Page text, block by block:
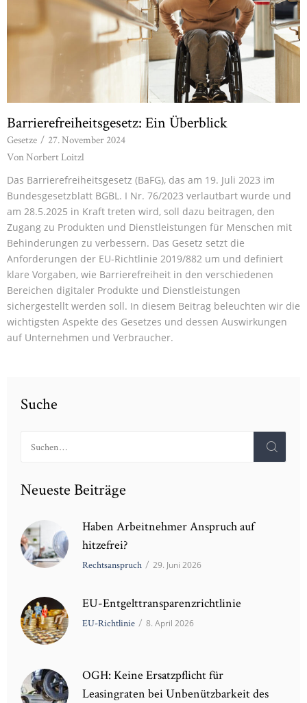
Barrierefreiheitsgesetz: Ein Überblick
Gesetze / 27. November 2024
VonNorbert Loitzl
Das Barrierefreiheitsgesetz (BaFG), das am 19. Juli 2023 im
Bundesgesetzblatt BGBL. I Nr. 76/2023 verlautbart wurde und
am 28.5.2025 in Kraft treten wird, soll dazu beitragen, den
Zugang zu Produkten und Dienstleistungen für Menschen mit
Behinderungen zu verbessern. Das Gesetz setzt die
Anforderungen der EU-Richtlinie 2019/882 um und definiert
klare Vorgaben, wie Barrierefreiheit in den verschiedenen
Bereichen digitaler Produkte und Dienstleistungen
sichergestellt werden soll. In diesem Beitrag beleuchten wir die
wichtigsten Aspekte des Gesetzes und dessen Auswirkungen
auf Unternehmen und Verbraucher.
Suche
Neueste Beiträge
Haben Arbeitnehmer Anspruch auf
hitzefrei?
Rechtsanspruch / 29. Juni 2026
EU-Entgelttransparenzrichtlinie
EU-Richtlinie / 8. April 2026
OGH: Keine Ersatzpflicht für
Leasingraten bei Unbenützbarkeit des